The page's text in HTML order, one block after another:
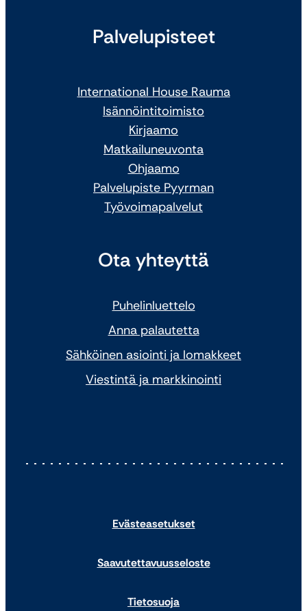
Palvelupisteet
International House Rauma
Isännöintitoimisto
Kirjaamo
Matkailuneuvonta
Ohjaamo
Palvelupiste Pyyrman
Työvoimapalvelut
Ota yhteyttä
Puhelinluettelo
Anna palautetta
Sähköinen asiointi ja lomakkeet
Viestintä ja markkinointi
Evästeasetukset
Saavutettavuusseloste
Tietosuoja